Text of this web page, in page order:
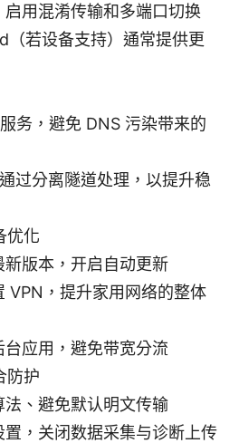
用混淆传输和多端口切换
（若设备支持）通常提供更
务，避免 DNS 污染带来的
过分离隧道处理，以提升稳
优化
版本，开启自动更新
VPN，提升家用网络的整体
应用，避免带宽分流
防护
法、避免默认明文传输
置，关闭数据采集与诊断上传